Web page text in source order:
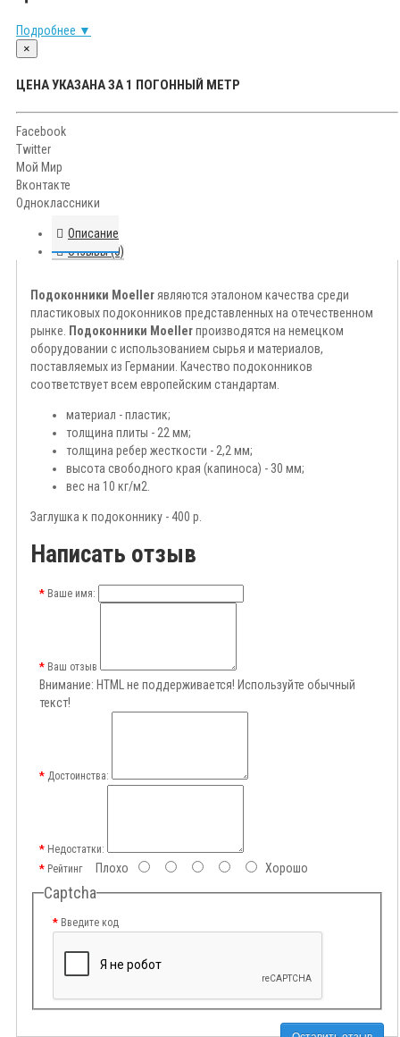
Подробнее ▼
×
ЦЕНА УКАЗАНА ЗА 1 ПОГОННЫЙ МЕТР
Facebook
Twitter
Мой Мир
Вконтакте
Одноклассники
Описание
Отзывы (0)
Подоконники Moeller являются эталоном качества среди
пластиковых подоконников представленных на отечественном
рынке.
Подоконники Moellerпроизводятся на немецком
оборудовании с использованием сырья и материалов,
поставляемых из Германии. Качество подоконников
соответствует всем европейским стандартам.
материал - пластик;
толщина плиты - 22 мм;
толщина ребер жесткости - 2,2 мм;
высота свободного края (капиноса) - 30 мм;
вес на 10 кг/м2.
Заглушка к подоконнику - 400 р.
Написать отзыв
Ваше имя:
Ваш отзыв
Внимание: HTML не поддерживается! Используйте обычный
текст!
Достоинства:
Недостатки:
РейтингПлохо Хорошо
Captcha
Введите код